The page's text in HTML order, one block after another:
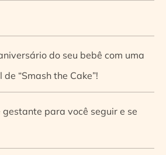
do seu bebê com uma
“Smash the Cake”!
para você seguir e se